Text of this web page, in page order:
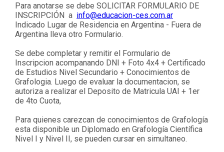
Para anotarse se debe SOLICITAR FORMULARIO DE
INSCRIPCIÓN a info@educacion-ces.com.ar
Indicado Lugar de Residencia en Argentina - Fuera de
Argentina lleva otro Formulario.
Se debe completar y remitir el Formulario de
Inscripcion acompanando DNI + Foto 4x4 + Certificado
de Estudios Nivel Secundario + Conocimientos de
Grafologia. Luego de evaluar la documentacion, se
autoriza a realizar el Deposito de Matricula UAI + 1er
de 4to Cuota,
Para quienes carezcan de conocimientos de Grafología
esta disponible un Diplomado en Grafología Científica
Nivel I y Nivel II, se pueden cursar en simultaneo.